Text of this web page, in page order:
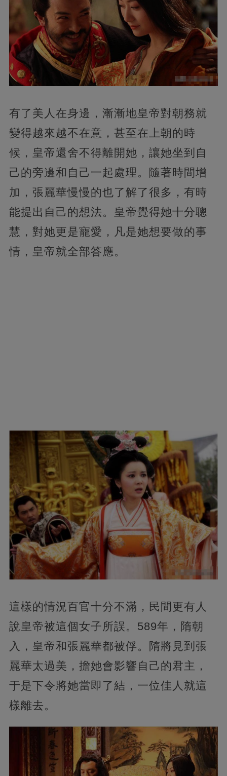
有了美人在身邊，漸漸地皇帝對朝務就
變得越來越不在意，甚至在上朝的時
候，皇帝還舍不得離開她，讓她坐到自
己的旁邊和自己一起處理。隨著時間增
加，張麗華慢慢的也了解了很多，有時
能提出自己的想法。皇帝覺得她十分聰
慧，對她更是寵愛，凡是她想要做的事
情，皇帝就全部答應。
這樣的情況百官十分不滿，民間更有人
說皇帝被這個女子所誤。589年，隋朝
入，皇帝和張麗華都被俘。隋將見到張
麗華太過美，擔她會影響自己的君主，
于是下令將她當即了結，一位佳人就這
樣離去。